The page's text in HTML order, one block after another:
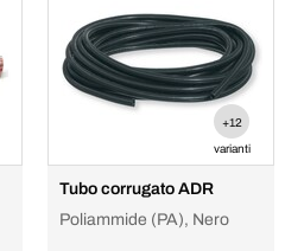
+12
varianti
Tubo corrugato ADR
Poliammide (PA), Nero